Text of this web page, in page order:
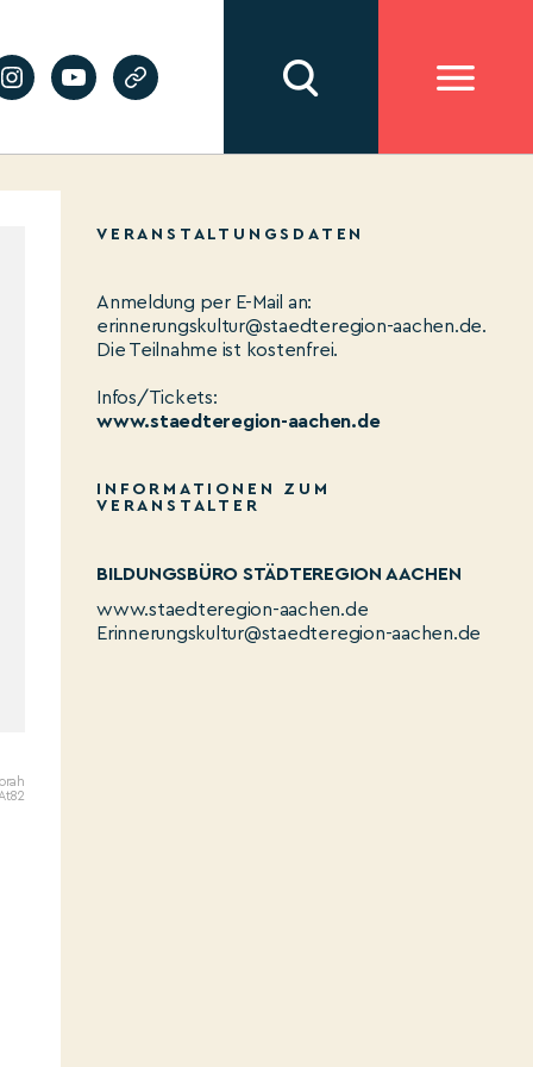
VERANSTALTUNGSDATEN
Anmeldung per E-Mail an:
erinnerungskultur@staedteregion-aachen.de.
Die Teilnahme ist kostenfrei.
Infos/Tickets:
www.staedteregion-aachen.de
INFORMATIONEN ZUM
VERANSTALTER
BILDUNGSBÜRO STÄDTEREGION AACHEN
www.staedteregion-aachen.de
Erinnerungskultur@staedteregion-aachen.de